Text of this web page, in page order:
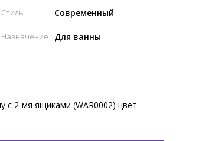
Стиль Современный
Назначение Для ванны
с 2-мя ящиками (WAR0002) цвет